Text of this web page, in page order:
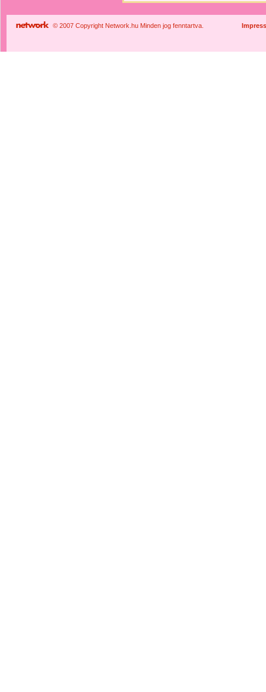
© 2007 Copyright Network.hu Minden jog fenntartva.